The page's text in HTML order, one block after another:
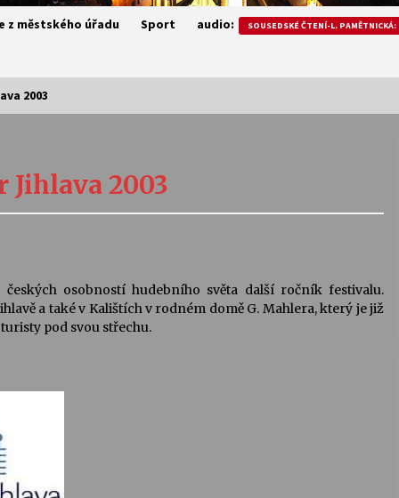
z městského úřadu Sport audio: SOUSEDSKÉ ČTENÍ-L.
Stávám se kapkou
30. 7. 2026
2003
2003
osobností hudebního světa další ročník festivalu.
a také v Kalištích v rodném domě G. Mahlera, který je již
pod svou střechu.